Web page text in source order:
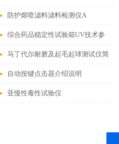
品参数
防护熔喷滤料滤料检测仪A
综合药品稳定性试验箱UV技术参
数
马丁代尔耐磨及起毛起球测试仪简
介
自动按键点击器介绍说明
亚慢性毒性试验仪